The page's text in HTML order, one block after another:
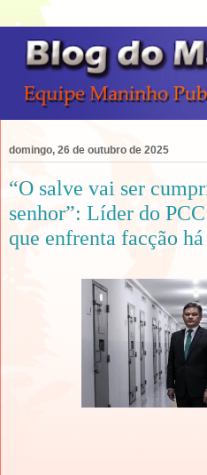
domingo, 26 de outubro de 2025
“O salve vai ser
senhor”: Líder do
que enfrenta facção